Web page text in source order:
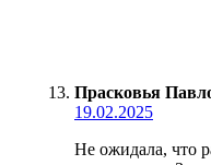
Прасковья
19.02.2025
Не ожидала, что